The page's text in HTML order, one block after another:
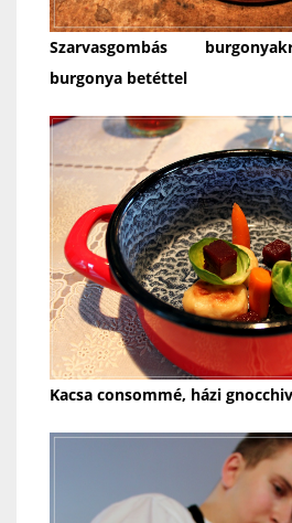
Szarvasgombás
burgonya betéttel
Kacsa consommé, házi